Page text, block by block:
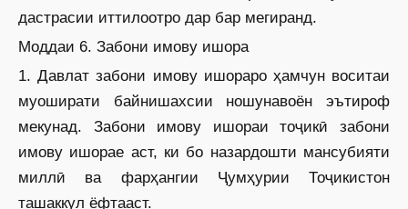
дастрасии иттилоотро дар бар мегиранд.
Моддаи 6. Забони имову ишора
1. Давлат забони имову ишораро ҳамчун воситаи
муоширати байнишахсии ношунавоён эътироф
мекунад. Забони имову ишораи тоҷикӣ забони
имову ишорае аст, ки бо назардошти мансубияти
миллӣ ва фарҳангии Ҷумҳурии Тоҷикистон
ташаккул ёфтааст.